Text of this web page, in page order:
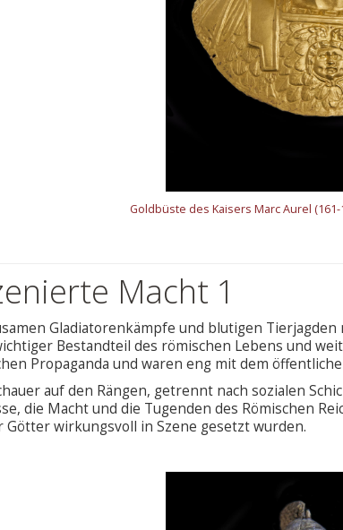
Goldbüste des Kaisers Marc Aurel (161-
Macht 1
Gladiatorenkämpfe und blutigen
Bestandteil des römischen Lebens und
Propaganda und waren eng mit dem
auf den Rängen, getrennt nach sozialen
die Macht und die Tugenden des Römischen
Götter wirkungsvoll in Szene gesetzt wurden.